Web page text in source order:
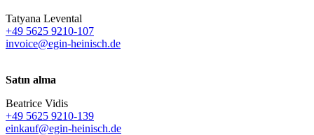
Tatyana Levental
+49 5625 9210-107
invoice@egin-heinisch.de
Satın alma
Beatrice Vidis
+49 5625 9210-139
einkauf@egin-heinisch.de